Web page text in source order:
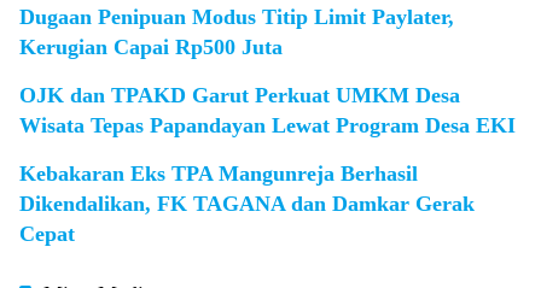
Dugaan Penipuan Modus Titip Limit Paylater,
Kerugian Capai Rp500 Juta
OJK dan TPAKD Garut Perkuat UMKM Desa
Wisata Tepas Papandayan Lewat Program Desa EKI
Kebakaran Eks TPA Mangunreja Berhasil
Dikendalikan, FK TAGANA dan Damkar Gerak
Cepat